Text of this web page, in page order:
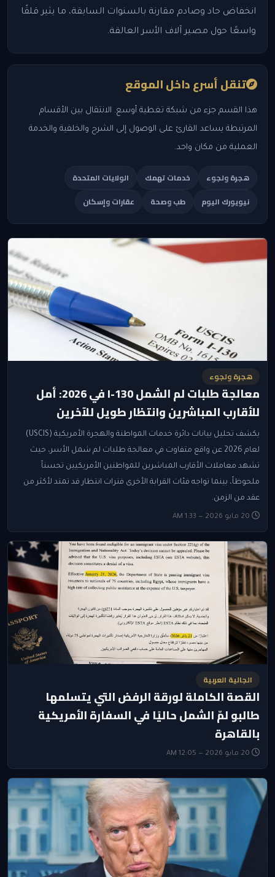
انخفاض حاد وصادم مقارنة بالسنوات السابقة، ما يثير قلقًا
واسعًا حول مصير آلاف الأسر العالقة.
تنقل أسرع داخل الموقع
هذا القسم جزء من شبكة تغطية أوسع. الانتقال بين الأقسام
المرتبطة يساعد القارئ على الوصول إلى الشرح والخلفية والخدمة
العملية من مكان واحد.
هجرة ولجوء خدمات تهمك
الولايات المتحدة
نيويورك اليوم
طب وصحة عقارات وإسكان
هجرة ولجوء
معالجة طلبات لم الشمل I-130 في 2026: أمل
للأقارب المباشرين وانتظار طويل للآخرين
يكشف تحليل بيانات دائرة خدمات المواطنة والهجرة الأمريكية (USCIS)
لعام 2026 عن واقع متفاوت في معالجة طلبات لم شمل الأسر، حيث
تشهد معاملات الأقارب المباشرين للمواطنين الأمريكيين تحسناً
ملحوظاً، بينما تواجه فئات القرابة الأخرى فترات انتظار قد تمتد لأكثر من
عقد من الزمن.
الجالية العربية
القصة الكاملة لورقة الرفض التي يتسلمها
طالبو لمّ الشمل حاليًا في السفارة الأمريكية
بالقاهرة